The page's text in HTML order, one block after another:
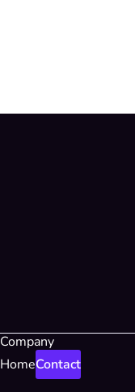
Company
HomeContact